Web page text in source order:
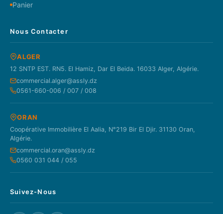
Panier
Nous Contacter
ALGER
12 SNTP EST. RN5. El Hamiz, Dar El Beida. 16033 Alger, Algérie.
commercial.alger@assly.dz
0561-660-006 / 007 / 008
ORAN
Coopérative Immobilière El Aalia, N°219 Bir El Djir. 31130 Oran,
Algérie.
commercial.oran@assly.dz
0560 031 044 / 055
Suivez-Nous